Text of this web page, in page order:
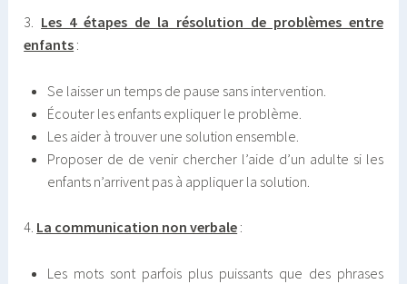
3. Les 4 étapes de la résolution de problèmes entre
enfants :
Se laisser un temps de pause sans intervention.
Écouter les enfants expliquer le problème.
Les aider à trouver une solution ensemble.
Proposer de de venir chercher l’aide d’un adulte si les
enfants n’arrivent pas à appliquer la solution.
4. La communication non verbale :
Les mots sont parfois plus puissants que des phrases